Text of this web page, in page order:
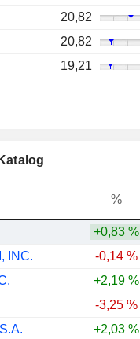
20,82
20,82
19,21
%
+0,83 %
INC.
-0,14 %
+2,19 %
-3,25 %
+2,03 %